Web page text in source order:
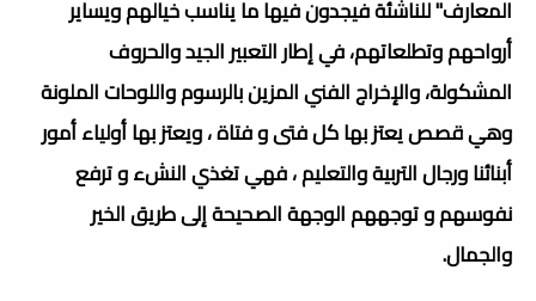
المعارف" للناشئة فيجدون فيها ما يناسب خيالهم ويسایر
أرواحهم وتطلعاتهم، في إطار التعبير الجيد والحروف
المشكولة، والإخراج الفني المزين بالرسوم واللوحات الملونة
وهي قصص يعتز بها كل فتى و فتاة ، ويعتز بها أولياء أمور
أبنائنا ورجال التربية والتعليم ، فهي تغذي النشء و ترفع
نفوسهم و توجههم الوجهة الصحيحة إلى طريق الخير
والجمال.